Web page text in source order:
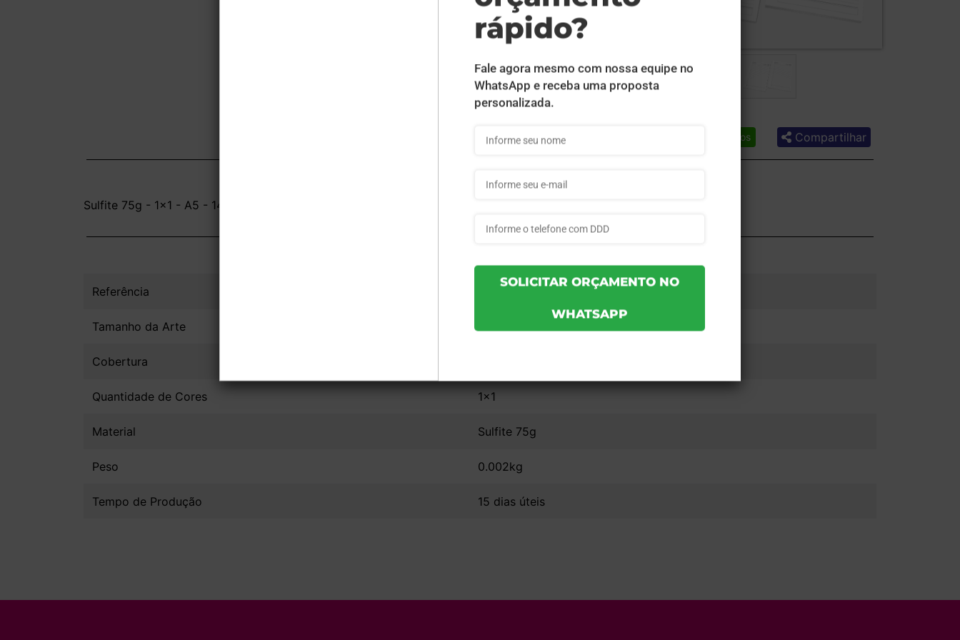
Lista de desejos Compartilhar
Sulfite 75g - 1x1 - A5 - 14,8x21 cm - Sem Verniz - 1 unid
INFORMAÇÕES DO PRODUTO
Referência 51fa493c65ec82 - 1un
Tamanho da Arte
Cobertura
Quantidade de Cores 1x1
Material Sulfite 75g
Peso 0.002kg
Tempo de Produção 15 dias úteis